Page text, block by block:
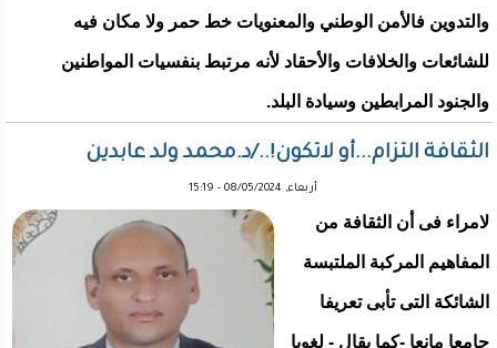
والتدوين فالأمن الوطني والمعنويات خط حمر ولا مكان فيه
للشائعات والخلافات والأحقاد لأنه مرتبط بنفسيات المواطنين
والجنود المرابطين وسيادة البلد.
الثقافة التزام...أو لاتكون!../د.محمد ولد عابدين
أربعاء, 08/05/2024 - 15:19
لامراء فى أن الثقافة من
المفاهيم المركبة الملتبسة
الشائكة التى تأبى تعريفا
جامعا مانعا -كما يقال - لغويا